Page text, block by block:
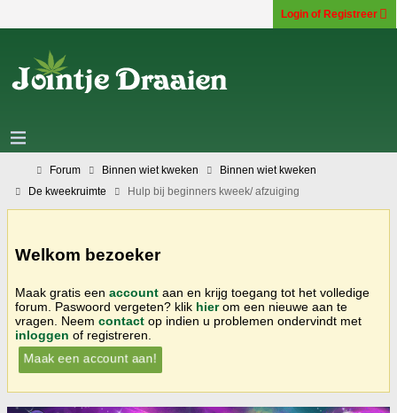
Login of Registreer
Forum Binnen wiet kweken
Binnen wiet kweken
De kweekruimte
Hulp bij beginners kweek/ afzuiging
Welkom bezoeker
Maak gratis een account aan en krijg toegang tot het volledige
forum. Paswoord vergeten? klik hierom een nieuwe aan te
vragen. Neem contact op indien u problemen ondervindt met
inloggen of registreren.
Maak een account aan!